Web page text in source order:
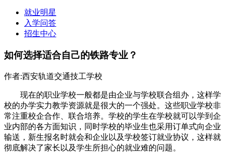
就业明星
入学问答
招生中心
如何选择适合自己的铁路专业？
作者:西安轨道交通技工学校
现在的职业学校一般都是由企业与学校联合组办，这样学
校的办学实力教学资源就是很大的一个强处。这些职业学校非
常注重校企合作、联合培养。学校的学生在学校就可以学到企
业内部的各方面知识，同时学校的毕业生也采用订单式向企业
输送，新生报名时就会和企业以及学校签订就业协议，这样就
彻底解决了家长以及学生所担心的就业难的问题。